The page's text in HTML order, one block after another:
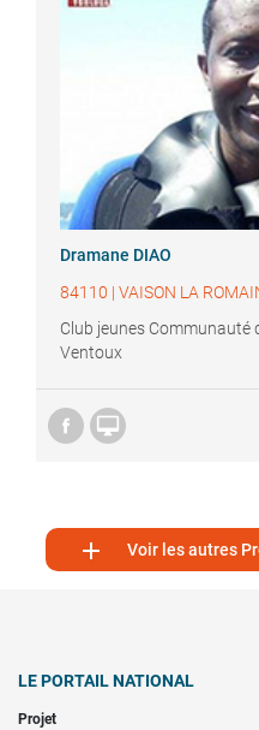
Dramane DIAO
84110 | VAISON LA
Club jeunes Communauté
Ventoux

 Voir les autres
LE PORTAIL NATIONAL
Projet